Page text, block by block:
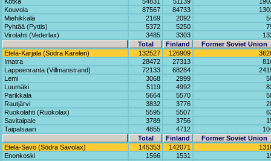
Kouvola
87567 84733
Miehikkälä
2169 2092
Pyhtää (Pyttis)
5372 5250
Virolahti (Vederlax)
3485 3303
Total
Finland
Former Soviet Union
Etelä-Karjala (Södra Karelen)
132527 126909
Imatra
28472 27313
Lappeenranta (Villmanstrand)
72133 68284
Lemi
3068 2999
Luumäki
5119 4992
Parikkala
5664 5570
Rautjärvi
3832 3776
Ruokolahti (Ruokolax)
5595 5507
Savitaipale
3789 3756
Taipalsaari
4855 4712
Total
Finland
Former Soviet Union
Etelä-Savo (Södra Savolax)
145353 142071
Enonkoski
1566 1531